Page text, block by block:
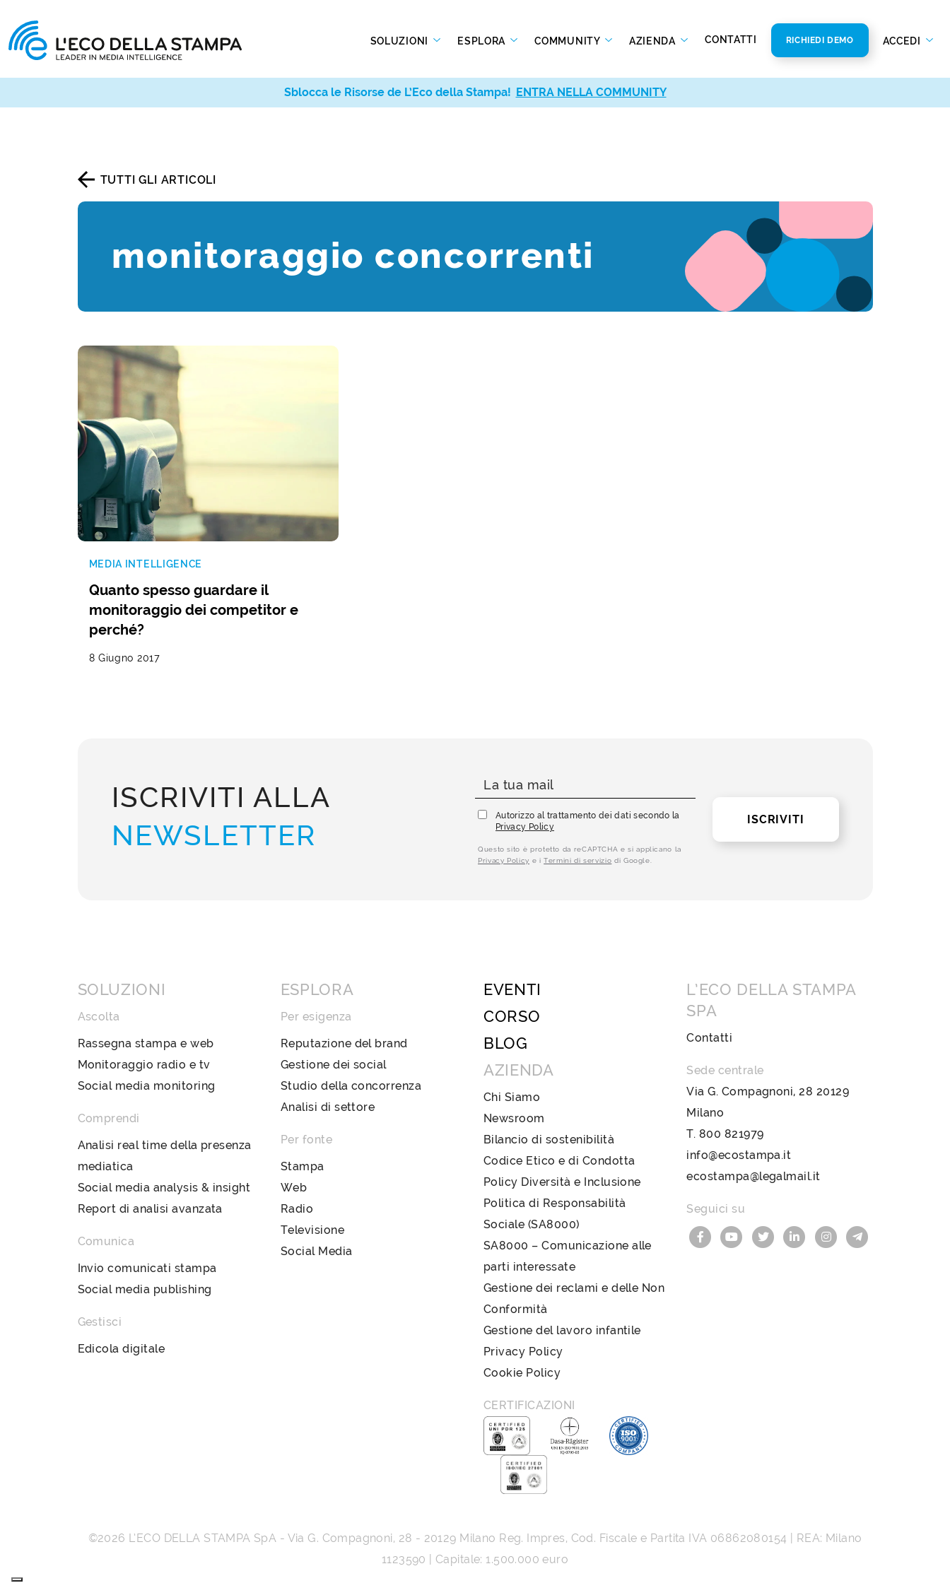
SOLUZIONI ESPLORA COMMUNITY AZIENDA CONTATTI RICHIEDI DEMO ACCEDI
TUTTI GLI ARTICOLI
monitoraggio concorrenti
MEDIA INTELLIGENCE
Quanto spesso guardare il
monitoraggio dei competitor e
perché?
8 Giugno 2017
ISCRIVITI ALLA
NEWSLETTER
Autorizzo al trattamento dei dati secondo la
Privacy Policy
Questo sito è protetto da reCAPTCHA e si applicano la
Privacy Policy e iTermini di servizio di Google.
ISCRIVITI
SOLUZIONI
Ascolta
Rassegna stampa e web
Monitoraggio radio e tv
Social media monitoring
Comprendi
Analisi real time della presenza
mediatica
Social media analysis & insight
Report di analisi avanzata
Comunica
Invio comunicati stampa
Social media publishing
Gestisci
Edicola digitale
ESPLORA
Per esigenza
Reputazione del brand
Gestione dei social
Studio della concorrenza
Analisi di settore
Per fonte
Stampa
Web
Radio
Televisione
Social Media
EVENTI
CORSO
BLOG
AZIENDA
Chi Siamo
Newsroom
Bilancio di sostenibilità
Codice Etico e di Condotta
Policy Diversità e Inclusione
Politica di Responsabilità
Sociale (SA8000)
SA8000 – Comunicazione alle
parti interessate
Gestione dei reclami e delle Non
Conformità
Gestione del lavoro infantile
Privacy Policy
Cookie Policy
CERTIFICAZIONI
L’ECO DELLA STAMPA
SPA
Contatti
Sede centrale
Via G. Compagnoni, 28 20129
Milano
T. 800 821979
info@ecostampa.it
ecostampa@legalmail.it
Seguici su
©2026 L’ECO DELLA STAMPA SpA - Via G. Compagnoni, 28 - 20129 Milano Reg. Impres, Cod. Fiscale e Partita IVA 06862080154 | REA: Milano
1123590 | Capitale: 1.500.000 euro
Sblocca le Risorse de L’Eco della Stampa! ENTRA NELLA COMMUNITY